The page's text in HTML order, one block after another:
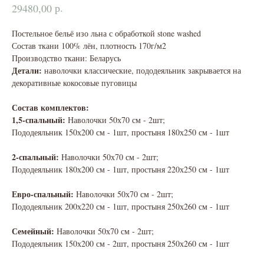
29480,00 р.
Постельное бельё изо льна с обработкой stone washed
Состав ткани 100% лён, плотность 170г/м2
Производство ткани: Беларусь
Детали: наволочки классические, пододеяльник закрывается на
декоративные кокосовые пуговицы
Состав комплектов:
1,5-спальный: Наволочки 50х70 см - 2шт;
Пододеяльник 150х200 см - 1шт, простыня 180х250 см - 1шт
2-спальный: Наволочки 50х70 см - 2шт;
Пододеяльник 180х200 см - 1шт, простыня 220х250 см - 1шт
Евро-спальный: Наволочки 50х70 см - 2шт;
Пододеяльник 200х220 см - 1шт, простыня 250х260 см - 1шт
Семейный: Наволочки 50х70 см - 2шт;
Пододеяльник 150х200 см - 2шт, простыня 250х260 см - 1шт